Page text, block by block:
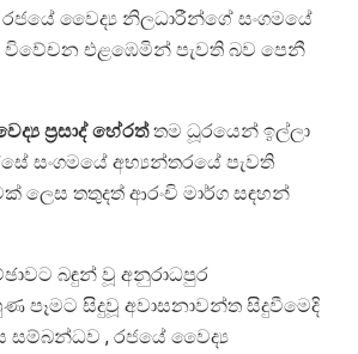
වෛද්‍ය නිලධාරීන්ගේ සංගමයේ
එළඹෙමින් පැවති බව පෙනී
ප්‍රසාද් හේරත්තම ධූරයෙන් ඉල්ලා
සංගමයේ අභ්‍යන්තරයේ පැවති
ලෙස තතුදත් ආරංචි මාර්ග සඳහන්
බඳුන් වූ අනුරාධපුර
පෑමට සිදුවූ අවාසනාවන්ත සිදුවීමෙදි
සම්බන්ධව , රජයේ වෛද්‍ය